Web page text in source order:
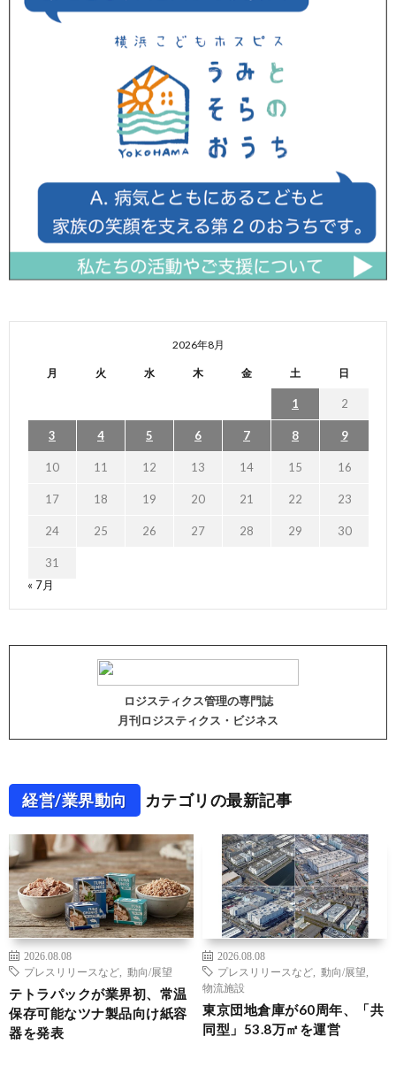
2026年8月
月 火 水 木 金 土 日
1 2
3 4 5 6 7 8 9
10 11 12 13 14 15 16
17 18 19 20 21 22 23
24 25 26 27 28 29 30
31
« 7月
ロジスティクス管理の専門誌
月刊ロジスティクス・ビジネス
経営/業界動向 カテゴリの最新記事
2026.08.08
プレスリリースなど
動向/展望
テトラパックが業界初、常温
保存可能なツナ製品向け紙容
器を発表
2026.08.08
プレスリリースなど
動向/展望
物流施設
東京団地倉庫が60周年、「共
同型」53.8万㎡を運営